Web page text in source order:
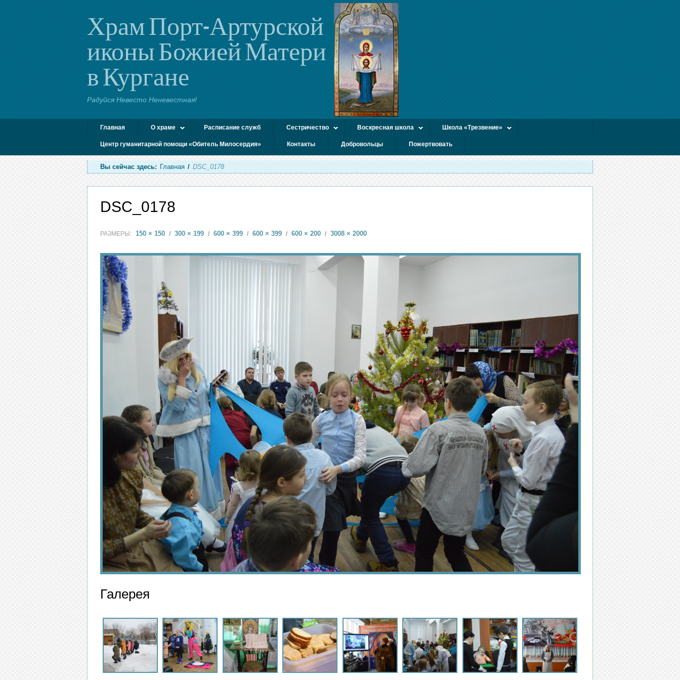
Храм Порт-Артурской
иконы Божией Матери
в Кургане
Радуйся Невесто Неневестная!
Главная О храме Расписание служб Сестричество Воскресная школа Школа «Трезвение»
Центр гуманитарной помощи «Обитель Милосердия» Контакты Добровольцы Пожертвовать
Вы сейчас здесь: Главная / DSC_0178
DSC_0178
РАЗМЕРЫ: 150 × 150 / 300 × 199 / 600 × 399 / 600 × 399 / 600 × 200 / 3008 × 2000
Галерея